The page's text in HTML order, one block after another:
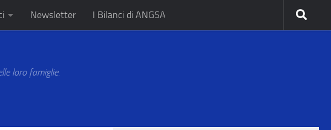
Newsletter I Bilanci di ANGSA
loro famiglie.